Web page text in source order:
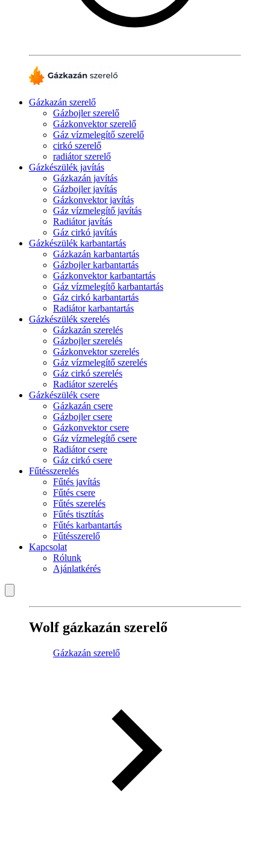
Gázkazán szerelő
Gázbojler szerelő
Gázkonvektor szerelő
Gáz vízmelegítő szerelő
cirkó szerelő
radiátor szerelő
Gázkészülék javítás
Gázkazán javítás
Gázbojler javítás
Gázkonvektor javítás
Gáz vízmelegítő javítás
Radiátor javítás
Gáz cirkó javítás
Gázkészülék karbantartás
Gázkazán karbantartás
Gázbojler karbantartás
Gázkonvektor karbantartás
Gáz vízmelegítő karbantartás
Gáz cirkó karbantartás
Radiátor karbantartás
Gázkészülék szerelés
Gázkazán szerelés
Gázbojler szerelés
Gázkonvektor szerelés
Gáz vízmelegítő szerelés
Gáz cirkó szerelés
Radiátor szerelés
Gázkészülék csere
Gázkazán csere
Gázbojler csere
Gázkonvektor csere
Gáz vízmelegítő csere
Radiátor csere
Gáz cirkó csere
Fűtésszerelés
Fűtés javítás
Fűtés csere
Fűtés szerelés
Fűtés tisztítás
Fűtés karbantartás
Fűtésszerelő
Kapcsolat
Rólunk
Ajánlatkérés
Wolf gázkazán szerelő
Gázkazán szerelő